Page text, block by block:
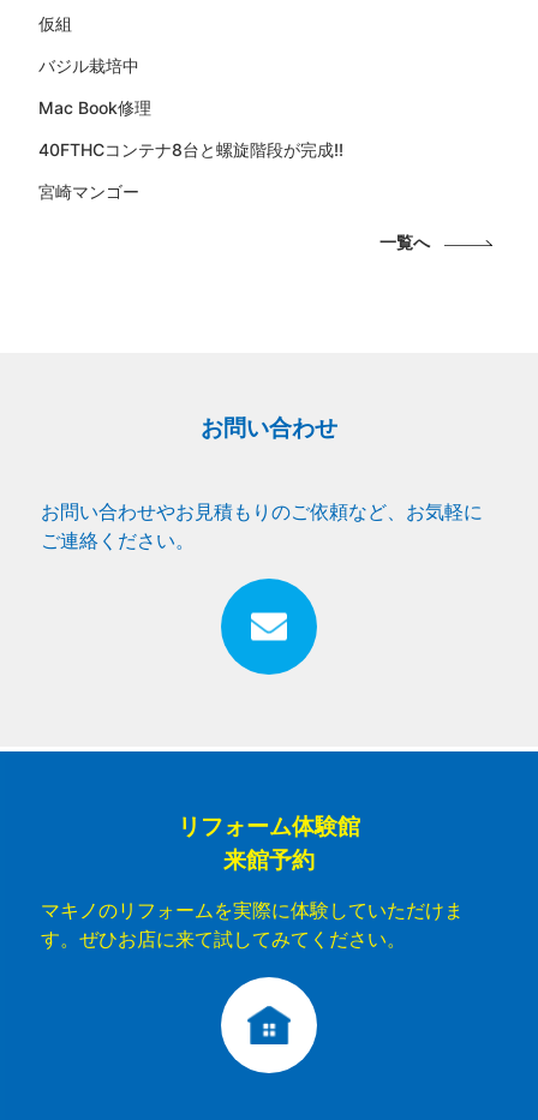
仮組
バジル栽培中
Mac Book修理
40FTHCコンテナ8台と螺旋階段が完成!!
宮崎マンゴー
一覧へ
お問い合わせ
お問い合わせやお見積もりのご依頼など、お気軽に
ご連絡ください。
リフォーム体験館
来館予約
マキノのリフォームを実際に体験していただけま
す。ぜひお店に来て試してみてください。